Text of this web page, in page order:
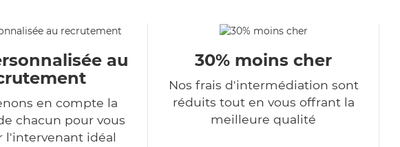
au
en compte la
chacun pour vous
l'intervenant idéal
30% moins cher
Nos frais d'intermédiation sont
réduits tout en vous offrant la
meilleure qualité